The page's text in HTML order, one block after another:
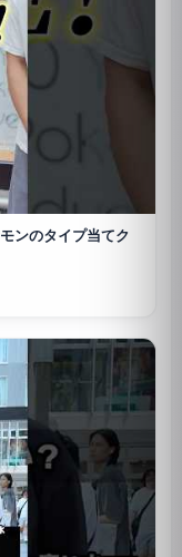
ンのタイプ当てク